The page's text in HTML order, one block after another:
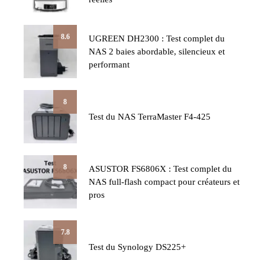
8.6
UGREEN DH2300 : Test complet du
NAS 2 baies abordable, silencieux et
performant
8
Test du NAS TerraMaster F4-425
8
ASUSTOR FS6806X : Test complet du
NAS full-flash compact pour créateurs et
pros
7.8
Test du Synology DS225+